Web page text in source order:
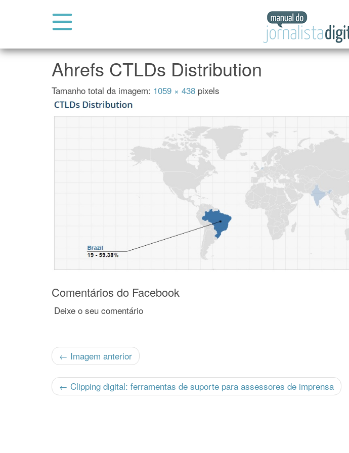
Pular para o conteúdo
Abrir Menu do Site
do
Jornalista
Digital
Ahrefs CTLDs Distribution
Tamanho total da imagem: 1059 × 438 pixels
Comentários do Facebook
Deixe o seu comentário
← Imagem anterior
← Clipping digital: ferramentas de suporte para assessores de imprensa